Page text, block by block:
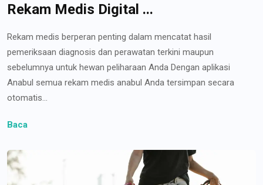
Rekam Medis Digital ...
Rekam medis berperan penting dalam mencatat hasil
pemeriksaan diagnosis dan perawatan terkini maupun
sebelumnya untuk hewan peliharaan Anda Dengan aplikasi
Anabul semua rekam medis anabul Anda tersimpan secara
otomatis...
Baca